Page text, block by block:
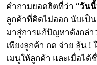
คำถามยอดฮิตที่ว่า “วัน
ลูกค้าที่คิดไม่ออก นับเป็
มาสู่การแก้ปัญหาดังกล่
เพียงลูกค้า กด จ่าย ลุ้น !
เมนูให้ลูกค้า และเมื่อไ